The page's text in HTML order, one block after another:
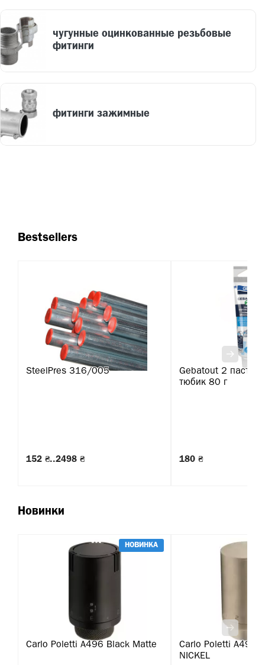
чугунные оцинкованные резьбовые
фитинги
фитинги зажимные
Bestsellers
SteelPres 316/005
152 ₴..2498 ₴
Gebatout 2 паста
тюбик 80 г
180 ₴
Новинки
НОВИНКА
Carlo Poletti A496 Black Matte
Carlo Poletti A495
NICKEL